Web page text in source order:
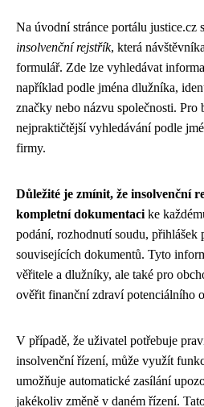
Na úvodní stránce portálu justice.cz
insolvenční rejstřík, která
formulář. Zde lze vyhledávat
například podle jména dlužníka,
značky nebo názvu společnosti. Pro
nejpraktičtější vyhledávání podle
firmy.
Důležité je zmínit, že insolvenční
kompletní dokumentaci ke
podání, rozhodnutí soudu, přihlášek
souvisejících dokumentů. Tyto
věřitele a dlužníky, ale také pro
ověřit finanční zdraví potenciálního
V případě, že uživatel potřebuje
insolvenční řízení, může využít
umožňuje automatické zasílání
jakékoliv změně v daném řízení.